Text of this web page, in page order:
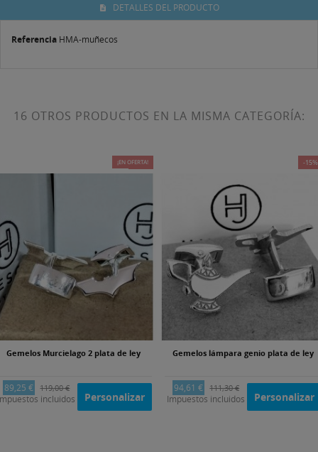
DETALLES DEL PRODUCTO
Referencia HMA-muñecos
16 OTROS PRODUCTOS EN LA MISMA CATEGORÍA:
-25%
¡EN OFERTA!
Gemelos Murcielago 2 plata de ley
89,25 € 119,00 €
incluidos Personalizar
-15%
Gemelos lámpara genio plata de ley
94,61 € 111,30 €
Impuestos incluidos Personalizar